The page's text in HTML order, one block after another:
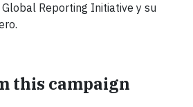
Reporting Initiative y su
this campaign